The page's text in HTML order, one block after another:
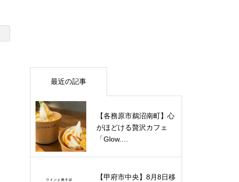
最近の記事
【各務原市鵜沼南町】心
がほどける贅沢カフェ
「Glow.…
【甲府市中央】8月8日移